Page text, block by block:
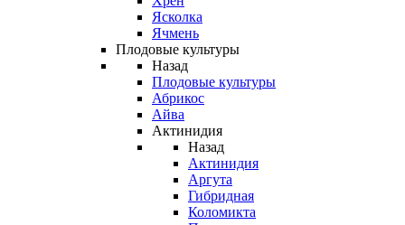
Ясколка
Ячмень
Плодовые культуры
Назад
Плодовые культуры
Абрикос
Айва
Актинидия
Назад
Актинидия
Аргута
Гибридная
Коломикта